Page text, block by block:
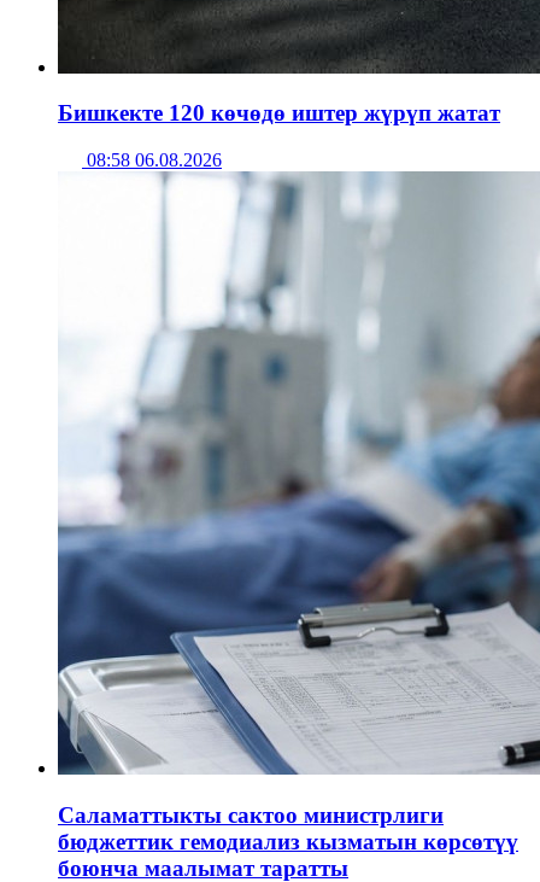
Бишкекте 120 көчөдө иштер жүрүп жатат
08:58 06.08.2026
Саламаттыкты сактоо министрлиги
бюджеттик гемодиализ кызматын көрсөтүү
боюнча маалымат таратты